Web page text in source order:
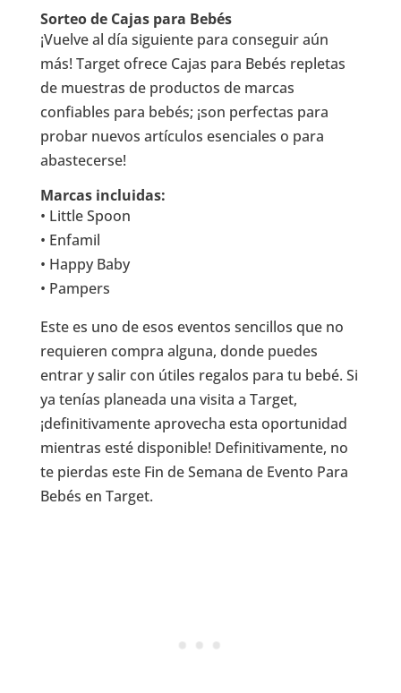
Sorteo de Cajas para Bebés
¡Vuelve al día siguiente para conseguir aún
más! Target ofrece Cajas para Bebés repletas
de muestras de productos de marcas
confiables para bebés; ¡son perfectas para
probar nuevos artículos esenciales o para
abastecerse!
Marcas incluidas:
• Little Spoon
• Enfamil
• Happy Baby
• Pampers
Este es uno de esos eventos sencillos que no
requieren compra alguna, donde puedes
entrar y salir con útiles regalos para tu bebé. Si
ya tenías planeada una visita a Target,
¡definitivamente aprovecha esta oportunidad
mientras esté disponible! Definitivamente, no
te pierdas este Fin de Semana de Evento Para
Bebés en Target.